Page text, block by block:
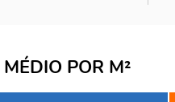
POR M²